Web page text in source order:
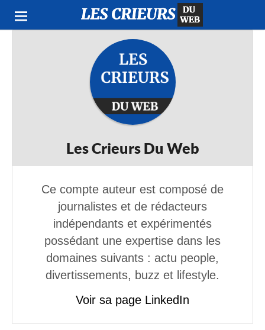
Les Crieurs Du Web
Ce compte auteur est composé de
journalistes et de rédacteurs
indépendants et expérimentés
possédant une expertise dans les
domaines suivants : actu people,
divertissements, buzz et lifestyle.
Voir sa page LinkedIn